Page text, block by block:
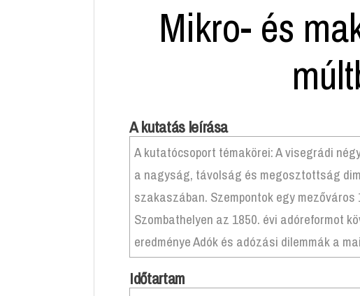
Mikro- és
A kutatás leírása
A kutatócsoport témakörei: A visegrádi
a nagyság, távolság és megosztottság
szakaszában. Szempontok egy
Szombathelyen az 1850. évi adóreformot követően. Az első modern adórendszer bevezetésének
eredménye Adók és adózási dilemmák a
Időtartam